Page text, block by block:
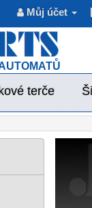
Můj účet
terče